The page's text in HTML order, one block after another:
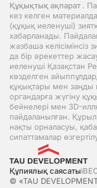
Құқықтық ақпарат .
кез келген
(құқық иеленуші)
хабарланады.
жазбаша
да бір әрекеттер
иеленуші Қазақстан
көзделген
құқықтары мен заңды
органдарға жүгіну
бейнелері мен 3D-
пайдаланылған.
нақты орналасуы,
сипаттамалар
Құпиялық саясаты
© «TAU